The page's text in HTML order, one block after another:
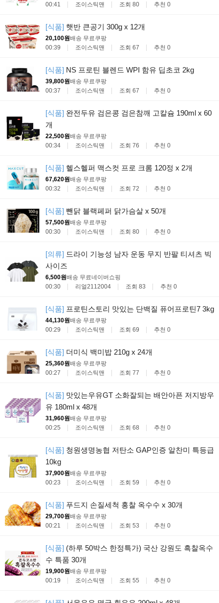
00:41
조이스틱맨 조회 80 추천 0
[식품] 햇반 큰공기 300g x 12개
20,100원배송 무료 쿠팡
00:39
조이스틱맨 조회 67 추천 0
[식품] NS 프로틴 블렌드 WPI 함유 딥초코 2kg
39,800원배송 무료 쿠팡
00:37
조이스틱맨 조회 67 추천 0
[식품] 완전두유 검은콩 검은참깨 고칼슘 190ml x 60
개
22,500원배송 무료 쿠팡
00:34
조이스틱맨 조회 76 추천 0
[식품] 헬스헬퍼 맥스컷 프로 크롬 120정 x 2개
67,620원배송 무료 쿠팡
00:32
조이스틱맨 조회 72 추천 0
[식품] 뺀닭 블랙페퍼 닭가슴살 x 50개
57,500원배송 무료 쿠팡
00:30
조이스틱맨 조회 80 추천 0
[의류] 드라이 기능성 남자 운동 무지 반팔 티셔츠 빅
사이즈
6,500원배송 무료네이버쇼핑
00:30
리얼2112004 조회 83 추천 0
[식품] 프로틴스토리 맛있는 단백질 퓨어프로틴7 3kg
44,130원배송 무료 쿠팡
00:29
조이스틱맨 조회 69 추천 0
[식품] 더미식 백미밥 210g x 24개
25,360원배송 무료 쿠팡
00:27
조이스틱맨 조회 77 추천 0
[식품] 맛있는우유GT 소화잘되는 배안아픈 저지방우
유 180ml x 48개
31,960원배송 무료 쿠팡
00:25
조이스틱맨 조회 68 추천 0
[식품] 청원생명농협 저탄소 GAP인증 알찬미 특등급
10kg
37,900원배송 무료 쿠팡
00:23
조이스틱맨 조회 59 추천 0
[식품] 푸드지 손질세척 홍찰 옥수수 x 30개
29,700원배송 무료 쿠팡
00:21
조이스틱맨 조회 53 추천 0
[식품] (하루 50박스 한정특가) 국산 강원도 흑찰옥수
수 특품 30개
19,900원배송 무료 쿠팡
00:19
조이스틱맨 조회 55 추천 0